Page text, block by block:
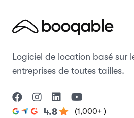
Logiciel de location basé sur
entreprises de toutes tailles.
4.8 (1,000+ )